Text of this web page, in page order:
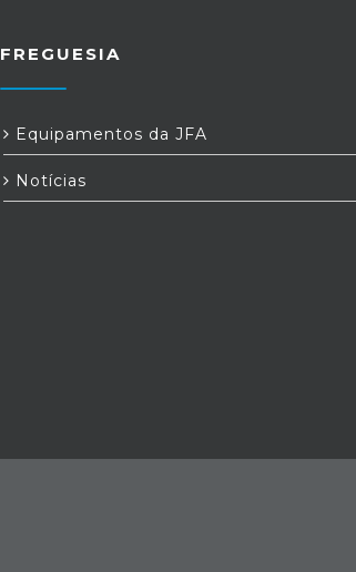
FREGUESIA
Equipamentos da JFA
Notícias